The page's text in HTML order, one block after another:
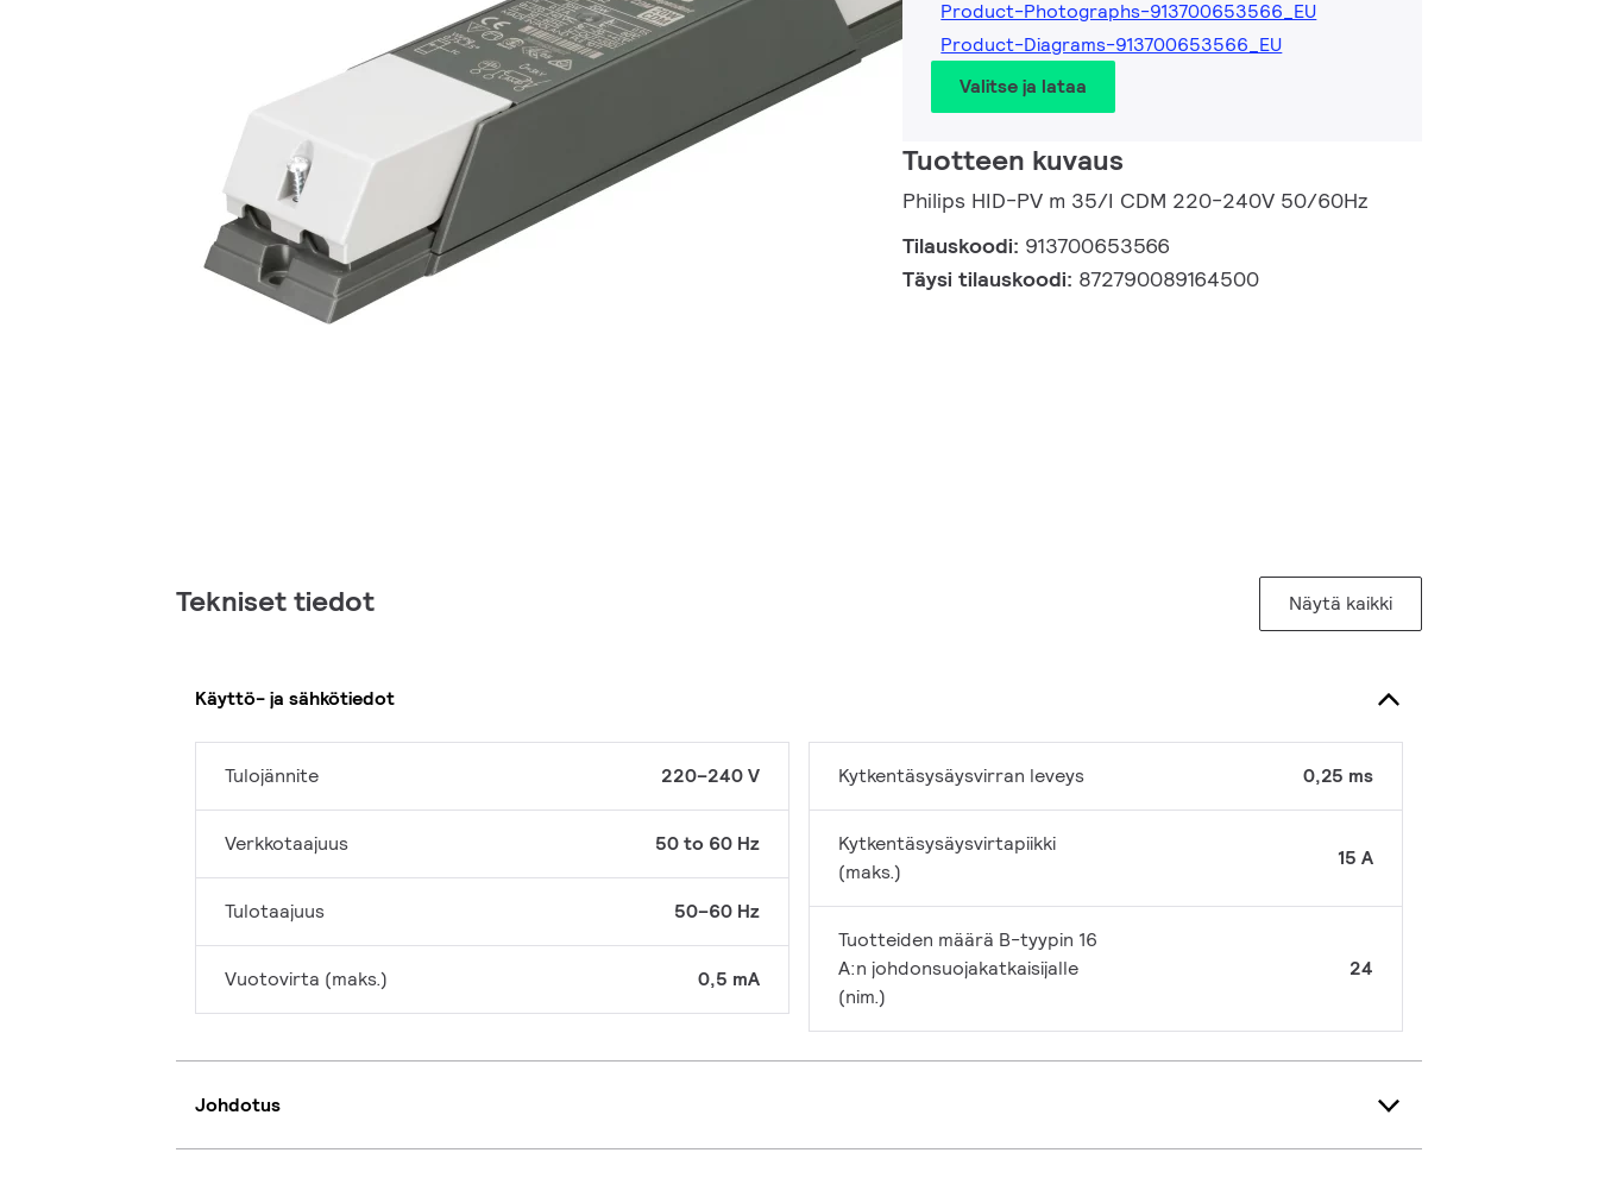
Product-Photographs-913700653566_EU
Product-Diagrams-913700653566_EU
Valitse ja lataa
Tuotteen kuvaus
Philips HID-PV m 35/I CDM 220-240V 50/60Hz
Tilauskoodi: 913700653566
Täysi tilauskoodi: 872790089164500
Tekniset tiedot Näytä kaikki
Käyttö- ja sähkötiedot
Tulojännite 220–240 V
Verkkotaajuus 50 to 60 Hz
Tulotaajuus 50–60 Hz
Vuotovirta (maks.) 0,5 mA
Kytkentäsysäysvirran leveys 0,25 ms
Kytkentäsysäysvirtapiikki
(maks.)
15 A
Tuotteiden määrä B-tyypin 16
A:n johdonsuojakatkaisijalle
(nim.)
24
Johdotus